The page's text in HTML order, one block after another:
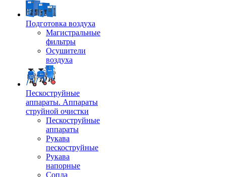
Подготовка воздуха
Магистральные
фильтры
Осушители
воздуха
Пескоструйные
аппараты. Аппараты
струйной очистки
Пескоструйные
аппараты
Рукава
пескоструйные
Рукава
напорные
Сопла